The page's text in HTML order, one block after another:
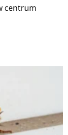
centrum